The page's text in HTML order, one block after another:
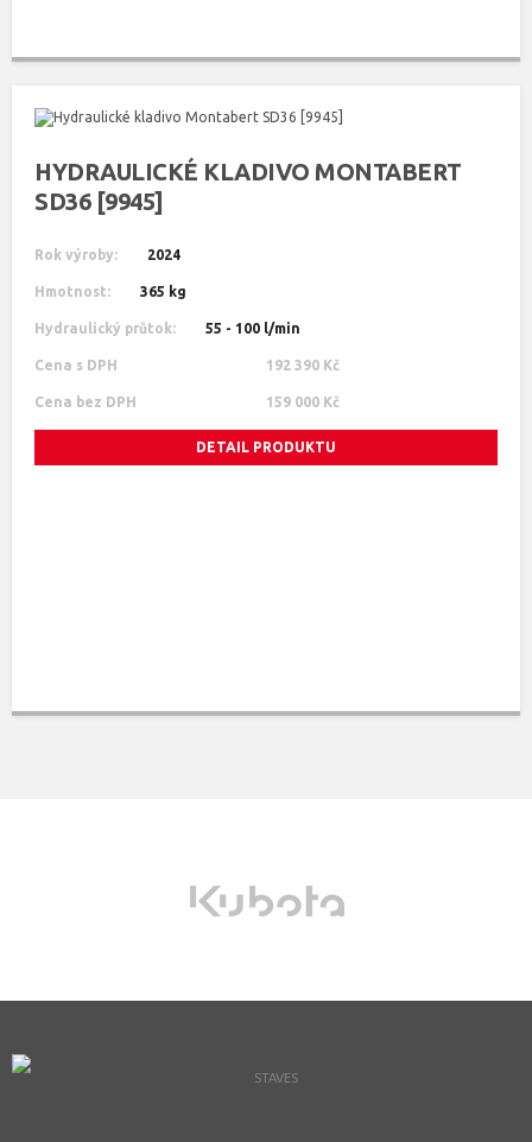
HYDRAULICKÉ KLADIVO MONTABERT
SD36 [9945]
Rok výroby: 2024
Hmotnost: 365 kg
Hydraulický průtok: 55 - 100 l/min
Cena s DPH 192 390 Kč
Cena bez DPH 159 000 Kč
DETAIL PRODUKTU